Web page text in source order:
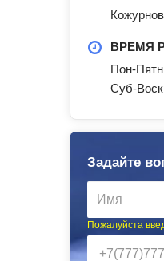
ВРЕМЯ
Пон-
Суб-
Задайте
Пожалуйста